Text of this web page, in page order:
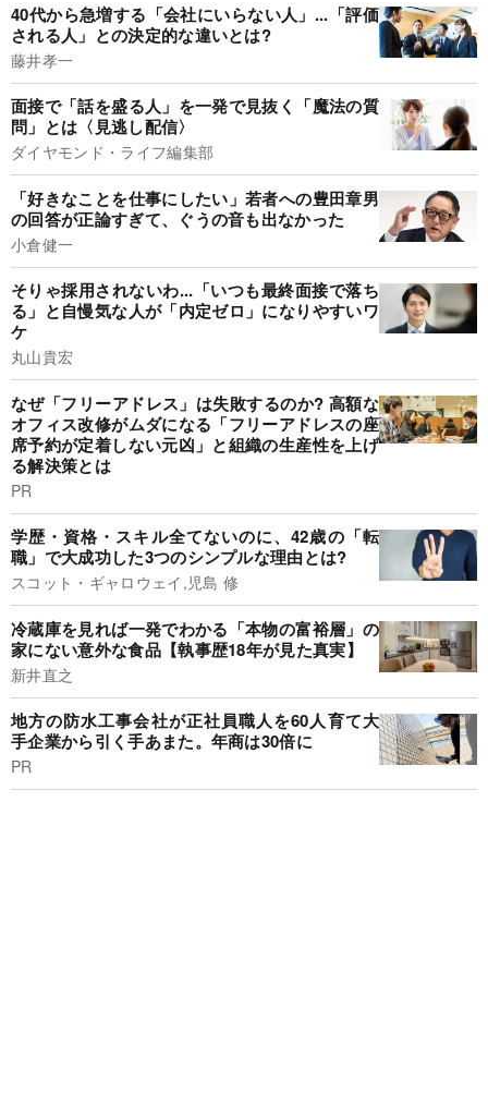
40代から急増する「会社にいらない人」...「評価
される人」との決定的な違いとは?
藤井孝一
面接で「話を盛る人」を一発で見抜く「魔法の質
問」とは〈見逃し配信〉
ダイヤモンド・ライフ編集部
「好きなことを仕事にしたい」若者への豊田章男
の回答が正論すぎて、ぐうの音も出なかった
小倉健一
そりゃ採用されないわ...「いつも最終面接で落ち
る」と自慢気な人が「内定ゼロ」になりやすいワ
ケ
丸山貴宏
なぜ「フリーアドレス」は失敗するのか? 高額な
オフィス改修がムダになる「フリーアドレスの座
席予約が定着しない元凶」と組織の生産性を上げ
る解決策とは
PR
学歴・資格・スキル全てないのに、42歳の「転
職」で大成功した3つのシンプルな理由とは?
スコット・ギャロウェイ,児島 修
冷蔵庫を見れば一発でわかる「本物の富裕層」の
家にない意外な食品【執事歴18年が見た真実】
新井直之
地方の防水工事会社が正社員職人を60人育て大
手企業から引く手あまた。年商は30倍に
PR